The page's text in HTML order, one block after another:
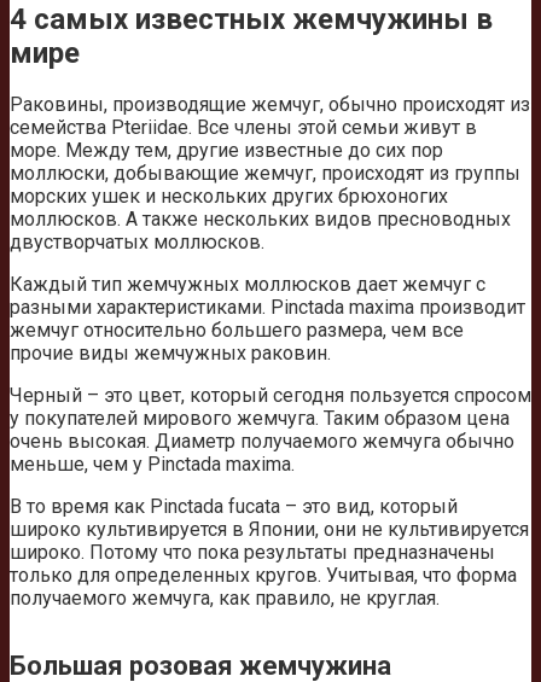
4 самых известных жемчужины в
мире
Раковины, производящие жемчуг, обычно происходят из
семейства Pteriidae. Все члены этой семьи живут в
море. Между тем, другие известные до сих пор
моллюски, добывающие жемчуг, происходят из группы
морских ушек и нескольких других брюхоногих
моллюсков. А также нескольких видов пресноводных
двустворчатых моллюсков.
Каждый тип жемчужных моллюсков дает жемчуг с
разными характеристиками. Pinctada maxima производит
жемчуг относительно большего размера, чем все
прочие виды жемчужных раковин.
Черный – это цвет, который сегодня пользуется спросом
у покупателей мирового жемчуга. Таким образом цена
очень высокая. Диаметр получаемого жемчуга обычно
меньше, чем у Pinctada maxima.
В то время как Pinctada fucata – это вид, который
широко культивируется в Японии, они не культивируется
широко. Потому что пока результаты предназначены
только для определенных кругов. Учитывая, что форма
получаемого жемчуга, как правило, не круглая.
Большая розовая жемчужина